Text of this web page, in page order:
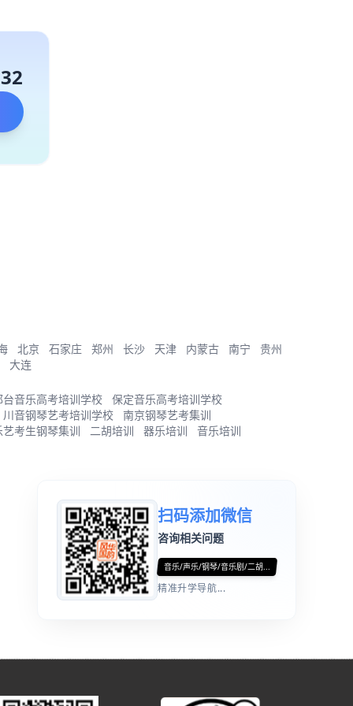
北京 石家庄 郑州 长沙 天津 内蒙古 南宁
贵州
大连
台音乐高考培训学校
保定音乐高考培训学校
川音钢琴艺考培训学校
南京钢琴艺考集训
艺考生钢琴集训
二胡培训 器乐培训 音乐培训
扫码添加微信
咨询相关问题
音乐/声乐/钢琴/音乐剧/二胡...
精准升学导航...